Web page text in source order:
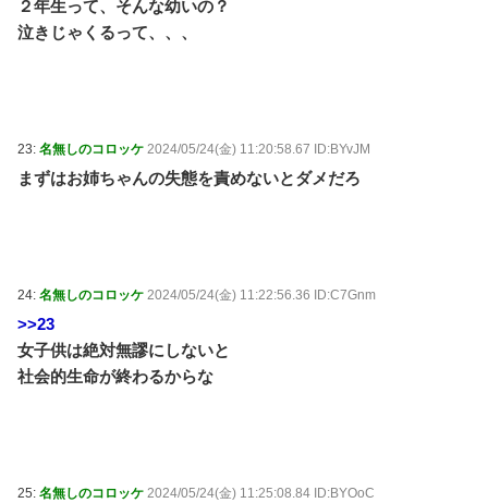
２年生って、そんな幼いの？
泣きじゃくるって、、、
23: 名無しのコロッケ 2024/05/24(金) 11:20:58.67 ID:BYvJM
まずはお姉ちゃんの失態を責めないとダメだろ
24: 名無しのコロッケ 2024/05/24(金) 11:22:56.36 ID:C7Gnm
>>23
女子供は絶対無謬にしないと
社会的生命が終わるからな
25: 名無しのコロッケ 2024/05/24(金) 11:25:08.84 ID:BYOoC